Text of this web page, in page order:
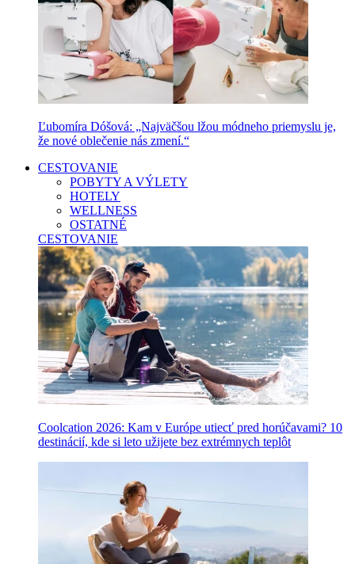
Ľubomíra Dóšová: „Najväčšou lžou módneho priemyslu je,
že nové oblečenie nás zmení.“
CESTOVANIE
POBYTY A VÝLETY
HOTELY
WELLNESS
OSTATNÉ
CESTOVANIE
Coolcation 2026: Kam v Európe utiecť pred horúčavami? 10
destinácií, kde si leto užijete bez extrémnych teplôt